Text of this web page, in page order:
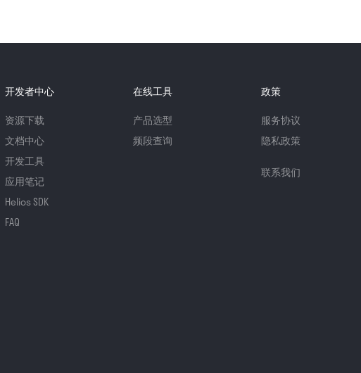
开发者中心
资源下载
文档中心
开发工具
应用笔记
Helios SDK
FAQ
在线工具
产品选型
频段查询
政策
服务协议
隐私政策
联系我们